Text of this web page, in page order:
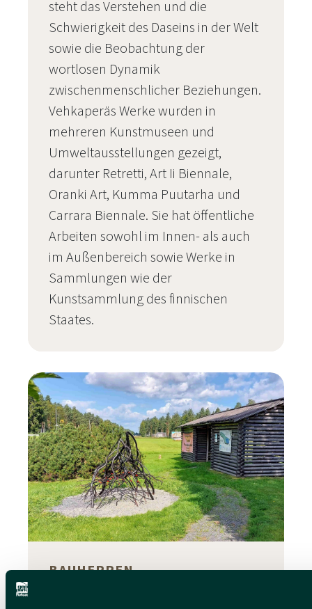
steht das Verstehen und die
Schwierigkeit des Daseins in der Welt
sowie die Beobachtung der
wortlosen Dynamik
zwischenmenschlicher Beziehungen.
Vehkaperäs Werke wurden in
mehreren Kunstmuseen und
Umweltausstellungen gezeigt,
darunter Retretti, Art Ii Biennale,
Oranki Art, Kumma Puutarha und
Carrara Biennale. Sie hat öffentliche
Arbeiten sowohl im Innen- als auch
im Außenbereich sowie Werke in
Sammlungen wie der
Kunstsammlung des finnischen
Staates.
BAUHERREN